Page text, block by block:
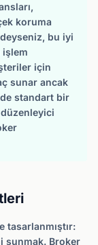
koruma
bu iyi
işlem
için
sunar ancak
standart bir
tasarlanmıştır:
sunmak. Broker